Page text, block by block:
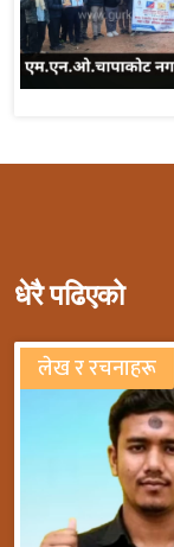
धेरै पढिएको
लेख र रचनाहरू